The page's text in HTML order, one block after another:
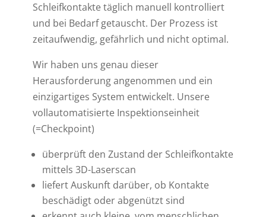
Schleifkontakte täglich manuell kontrolliert
und bei Bedarf getauscht. Der Prozess ist
zeitaufwendig, gefährlich und nicht optimal.
Wir haben uns genau dieser
Herausforderung angenommen und ein
einzigartiges System entwickelt. Unsere
vollautomatisierte Inspektionseinheit
(=Checkpoint)
überprüft den Zustand der Schleifkontakte
mittels 3D-Laserscan
liefert Auskunft darüber, ob Kontakte
beschädigt oder abgenützt sind